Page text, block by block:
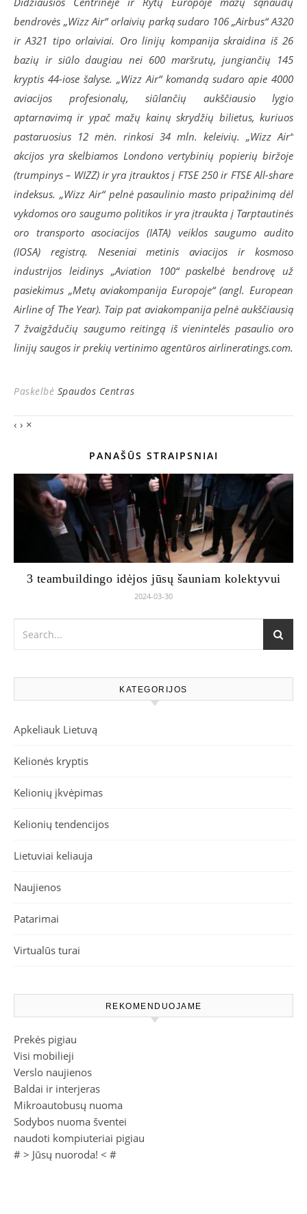
bendrovės „Wizz Air“ orlaivių parką sudaro 106 „Airbus“ A320
ir A321 tipo orlaiviai. Oro linijų kompanija skraidina iš 26
bazių ir siūlo daugiau nei 600 maršrutų, jungiančių 145
kryptis 44-iose šalyse. „Wizz Air“ komandą sudaro apie 4000
aviacijos profesionalų, siūlančių aukščiausio lygio
aptarnavimą ir ypač mažų kainų skrydžių bilietus, kuriuos
pastaruosius 12 mėn. rinkosi 34 mln. keleivių. „Wizz Air“
akcijos yra skelbiamos Londono vertybinių popierių biržoje
(trumpinys – WIZZ) ir yra įtrauktos į FTSE 250 ir FTSE All-share
indeksus. „Wizz Air“ pelnė pasaulinio masto pripažinimą dėl
vykdomos oro saugumo politikos ir yra įtraukta į Tarptautinės
oro transporto asociacijos (IATA) veiklos saugumo audito
(IOSA) registrą. Neseniai metinis aviacijos ir kosmoso
industrijos leidinys „Aviation 100“ paskelbė bendrovę už
pasiekimus „Metų aviakompanija Europoje“ (angl. European
Airline of The Year). Taip pat aviakompanija pelnė aukščiausią
7 žvaigždučių saugumo reitingą iš vienintelės pasaulio oro
linijų saugos ir prekių vertinimo agentūros airlineratings.com.
Paskelbė Spaudos Centras
‹ › ×
PANAŠŪS STRAIPSNIAI
3 teambuildingo idėjos jūsų šauniam kolektyvui
2024-03-30
KATEGORIJOS
Apkeliauk Lietuvą
Kelionės kryptis
Kelionių įkvėpimas
Kelionių tendencijos
Lietuviai keliauja
Naujienos
Patarimai
Virtualūs turai
REKOMENDUOJAME
Prekės pigiau
Visi mobilieji
Verslo naujienos
Baldai ir interjeras
Mikroautobusų nuoma
Sodybos nuoma šventei
naudoti kompiuteriai pigiau
# > Jūsų nuoroda! < #